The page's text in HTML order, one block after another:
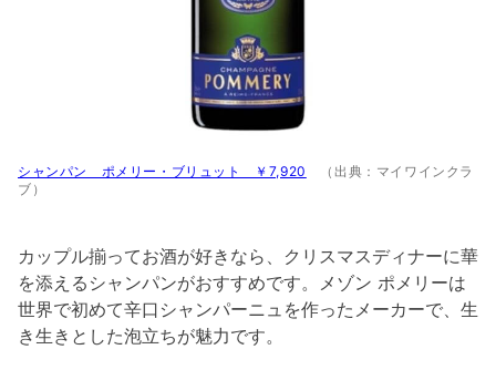
シャンパン ポメリー・ブリュット ￥7,920
（出典：マイワインクラ
ブ）
カップル揃ってお酒が好きなら、クリスマスディナーに華
を添えるシャンパンがおすすめです。メゾン ポメリーは
世界で初めて辛口シャンパーニュを作ったメーカーで、生
き生きとした泡立ちが魅力です。